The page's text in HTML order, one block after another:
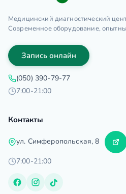
Медицинский диагностический
Современное оборудование,
Запись онлайн
(050) 390-79-77
7:00-21:00
Контакты
ул. Симферопольская, 8
7:00-21:00